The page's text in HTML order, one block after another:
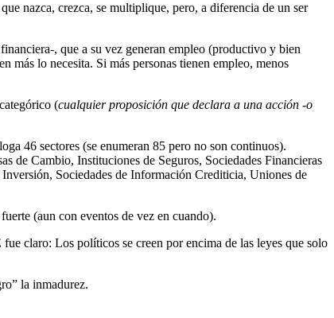
nazca, crezca, se multiplique, pero, a diferencia de un ser
, que a su vez generan empleo (productivo y bien
más lo necesita. Si más personas tienen empleo, menos
(cualquier proposición que declara a una acción -o
46 sectores (se enumeran 85 pero no son continuos).
de Cambio, Instituciones de Seguros, Sociedades Financieras
Sociedades de Información Crediticia, Uniones de
(aun con eventos de vez en cuando).
claro: Los políticos se creen por encima de las leyes que solo
la inmadurez.